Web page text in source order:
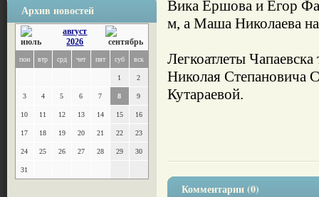
Архив новостей
август
2026
пон втр срд чет пят суб вск
1 2
3 4 5 6 7 8 9
10 11 12 13 14 15 16
17 18 19 20 21 22 23
24 25 26 27 28 29 30
31
Вика Ершова и Егор
м, а Маша Николаева на
Легкоатлеты
Николая Степановича
Кутараевой.
Комментарии (0)